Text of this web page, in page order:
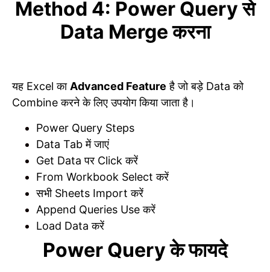
Method 4: Power Query से
Data Merge करना
यह Excel काAdvanced Feature है जो बड़े Data को
Combine करने के लिए उपयोग किया जाता है।
Power Query Steps
Data Tab में जाएं
Get Data पर Click करें
From Workbook Select करें
सभी Sheets Import करें
Append Queries Use करें
Load Data करें
Power Query के फायदे